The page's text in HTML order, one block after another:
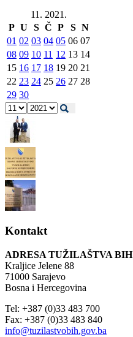
11. 2021.
P U S Č P S N
01 02 03 04 05 06 07
08 09 10 11 12 13 14
15 16 17 18 19 20 21
22 23 24 25 26 27 28
29 30
Kontakt
ADRESA TUŽILAŠTVA BIH
Kraljice Jelene 88
71000 Sarajevo
Bosna i Hercegovina
Tel: +387 (0)33 483 700
Fax: +387 (0)33 483 840
info@tuzilastvobih.gov.ba